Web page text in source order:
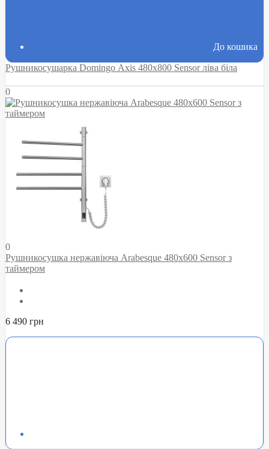
До кошика
Рушникосушарка Domingo Axis 480x800 Sensor ліва біла
0
0
Рушникосушка нержавіюча Arabesque 480x600 Sensor з
таймером
6 490 грн